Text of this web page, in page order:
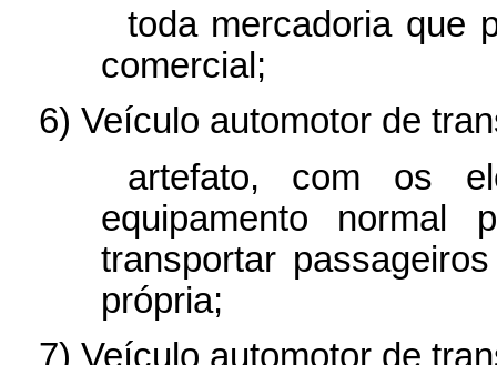
toda mercadoria que
comercial;
6) Veículo automotor de
artefato, com os
equipamento normal
transportar
própria;
7) Veículo automotor de